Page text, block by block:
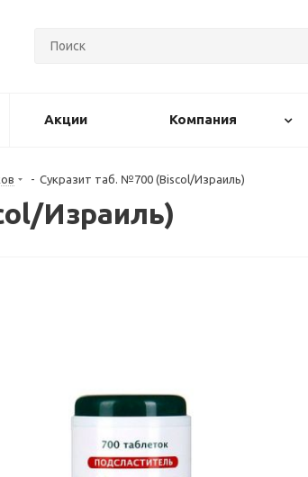
Акции Компания
- Сукразит таб. №700 (Biscol/Израиль)
Израиль)